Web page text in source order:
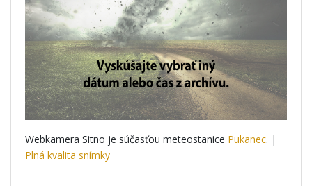
Webkamera Sitno je súčasťou meteostanice Pukanec. |
Plná kvalita snímky